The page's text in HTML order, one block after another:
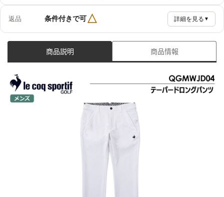
返品 条件付きで可△ 詳細を見る ▼
商品説明 商品情報